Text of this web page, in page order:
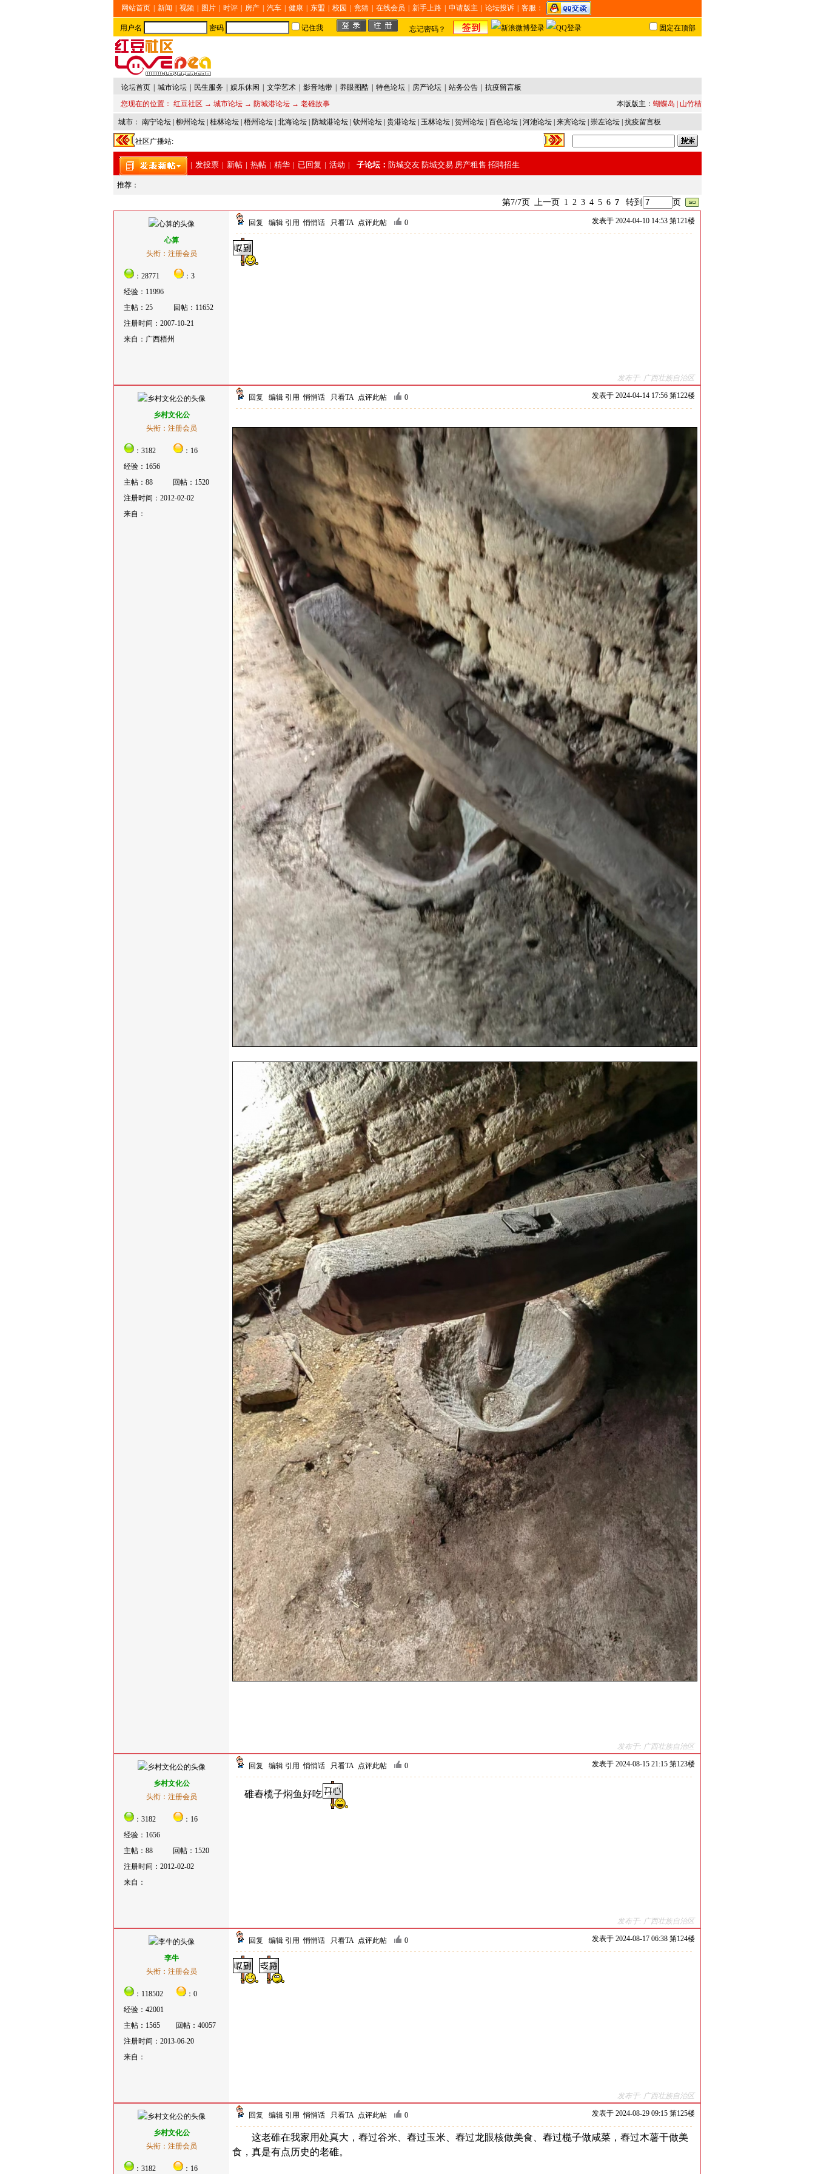
网站首页 新闻 视频 图片 时评 房产 汽车 健康 东盟 校园 竞猜 在线会员 新手上路 申请版主 论坛投诉 客服：
用户名 密码 记住我 忘记密码？ 固定在顶部
论坛首页 城市论坛 民生服务 娱乐休闲 文学艺术 影音地带 养眼图酷 特色论坛 房产论坛 站务公告
抗疫留言板
您现在的位置： 红豆社区 → 城市论坛 → 防城港论坛 → 老碓故事 本版版主： 蝴蝶岛 山竹桔
城市： 南宁论坛 柳州论坛 桂林论坛 梧州论坛 北海论坛 防城港论坛 钦州论坛 贵港论坛 玉林论坛 贺州论坛 百色论坛 河池论坛 来宾论坛 崇左论坛 抗疫留言板
社区广播站:
| 发投票 | 新帖 | 热帖 | 精华 | 已回复 | 活动 | 子论坛： 防城交友 防城交易 房产租售 招聘招生
推荐：
第7/7页 上一页 1 2 3 4 5 6 7 转到 页
心算
头衔：注册会员
：28771
：3
经验：11996
主帖：25
回帖：11652
注册时间：2007-10-21
来自：广西梧州
回复 编辑 引用 悄悄话 只看TA 点评此帖 0 发表于 2024-04-10 14:53 第121楼
发布于: 广西壮族自治区
乡村文化公
头衔：注册会员
：3182
：16
经验：1656
主帖：88
回帖：1520
注册时间：2012-02-02
来自：
回复 编辑 引用 悄悄话 只看TA 点评此帖 0 发表于 2024-04-14 17:56 第122楼
发布于: 广西壮族自治区
乡村文化公
头衔：注册会员
：3182
：16
经验：1656
主帖：88
回帖：1520
注册时间：2012-02-02
来自：
回复 编辑 引用 悄悄话 只看TA 点评此帖 0 发表于 2024-08-15 21:15 第123楼
碓舂榄子焖鱼好吃
发布于: 广西壮族自治区
李牛
头衔：注册会员
：118502
：0
经验：42001
主帖：1565
回帖：40057
注册时间：2013-06-20
来自：
回复 编辑 引用 悄悄话 只看TA 点评此帖 0 发表于 2024-08-17 06:38 第124楼
发布于: 广西壮族自治区
乡村文化公
头衔：注册会员
：3182 ：16
回复 编辑 引用 悄悄话 只看TA 点评此帖 0 发表于 2024-08-29 09:15 第125楼
这老碓在我家用处真大，舂过谷米、舂过玉米、舂过龙眼核做美食、舂过榄子做咸菜，舂过木薯干做美
食，真是有点历史的老碓。